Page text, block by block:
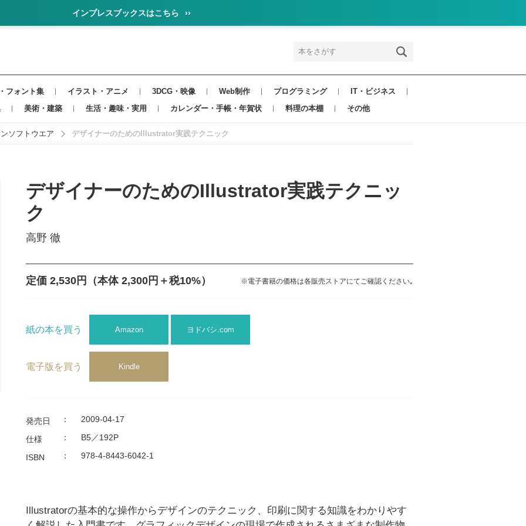
インプレスブックスはこちら ››
フォント集 イラスト・アニメ 3DCG・映像 Web制作 プログラミング
IT・ビジネス
美術・建築 生活・趣味・実用 カレンダー・手帳・年賀状 料理の本棚 その他
ソフトウエア デザイナーのためのIllustrator実践テクニック
デザイナーのためのIllustrator実践テクニッ
ク
高野 徹
定価 2,530円 （本体 2,300円＋税10%） ※電子書籍の価格は各販売ストアにてご確認ください｡
紙の本を買う Amazon ヨドバシ.com
電子版を買う Kindle
発売日 ： 2009-04-17
仕様 ： B5／192P
ISBN ： 978-4-8443-6042-1
Illustratorの基本的な操作からデザインのテクニック、印刷に関する知識をわかりやす